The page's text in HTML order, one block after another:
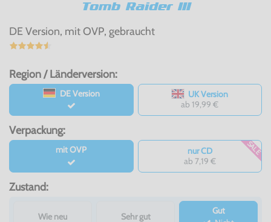
Tomb Raider III
DE Version, mit OVP, gebraucht
Region / Länderversion:
DE Version
UK Version
ab 19,99 €
Verpackung:
mit OVP
nur CD
ab 7,19 €
SALE
Zustand:
Wie neu
Sehr gut
Gut